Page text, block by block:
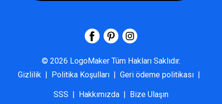
© 2026 LogoMaker Tüm Hakları Saklıdır.
Gizlilik | Politika Koşulları | Geri ödeme politikası |
SSS | Hakkımızda | Bize Ulaşın